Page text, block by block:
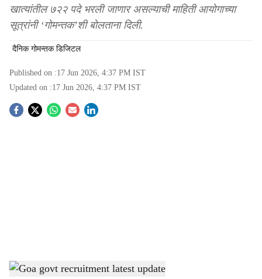
खात्‍यांतील ७२२ पदे भरली जाणार असल्‍याची माहिती आयोगाच्‍या
सूत्रांनी ‘गोमन्‍तक’शी बोलताना दिली.
दैनिक गोमन्तक डिजिटल
Published on :17 Jun 2026, 4:37 PM IST
Updated on :17 Jun 2026, 4:37 PM IST
S
Goa govt recruitment latest update- Dainik Gomantak